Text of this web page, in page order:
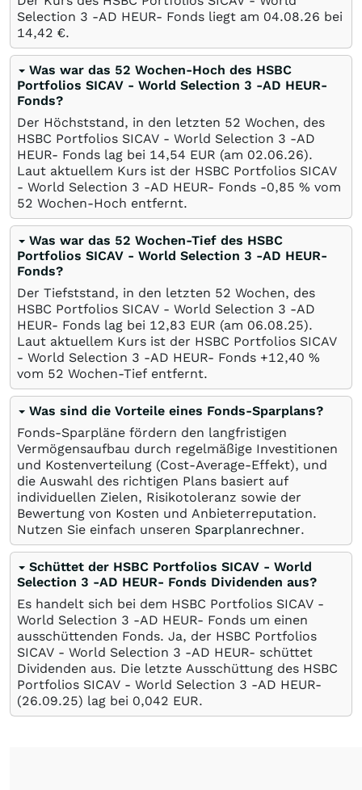
Selection 3 -AD HEUR- Fonds liegt am 04.08.26 bei
14,42 €.
Was war das 52 Wochen-Hoch des HSBC
Portfolios SICAV - World Selection 3 -AD HEUR-
Fonds?
Der Höchststand, in den letzten 52 Wochen, des
HSBC Portfolios SICAV - World Selection 3 -AD
HEUR- Fonds lag bei 14,54 EUR (am 02.06.26).
Laut aktuellem Kurs ist der HSBC Portfolios SICAV
- World Selection 3 -AD HEUR- Fonds -0,85 % vom
52 Wochen-Hoch entfernt.
Was war das 52 Wochen-Tief des HSBC
Portfolios SICAV - World Selection 3 -AD HEUR-
Fonds?
Der Tiefststand, in den letzten 52 Wochen, des
HSBC Portfolios SICAV - World Selection 3 -AD
HEUR- Fonds lag bei 12,83 EUR (am 06.08.25).
Laut aktuellem Kurs ist der HSBC Portfolios SICAV
- World Selection 3 -AD HEUR- Fonds +12,40 %
vom 52 Wochen-Tief entfernt.
Was sind die Vorteile eines Fonds-Sparplans?
Fonds-Sparpläne fördern den langfristigen
Vermögensaufbau durch regelmäßige Investitionen
und Kostenverteilung (Cost-Average-Effekt), und
die Auswahl des richtigen Plans basiert auf
individuellen Zielen, Risikotoleranz sowie der
Bewertung von Kosten und Anbieterreputation.
Nutzen Sie einfach unseren Sparplanrechner.
Schüttet der HSBC Portfolios SICAV - World
Selection 3 -AD HEUR- Fonds Dividenden aus?
Es handelt sich bei dem HSBC Portfolios SICAV -
World Selection 3 -AD HEUR- Fonds um einen
ausschüttenden Fonds. Ja, der HSBC Portfolios
SICAV - World Selection 3 -AD HEUR- schüttet
Dividenden aus. Die letzte Ausschüttung des HSBC
Portfolios SICAV - World Selection 3 -AD HEUR-
(26.09.25) lag bei 0,042 EUR.